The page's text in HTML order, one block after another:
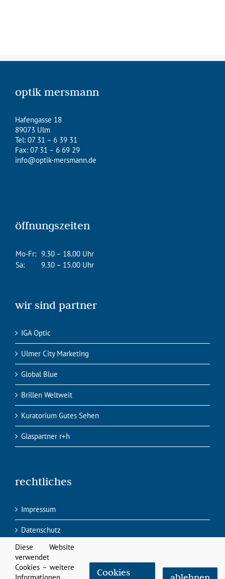
optik mersmann
Hafengasse 18
89073 Ulm
Tel: 07 31 – 6 39 31
Fax: 07 31 – 6 69 29
info@optik-mersmann.de
öffnungszeiten
Mo-Fr: 9.30 – 18.00 Uhr
Sa:
9.30 – 15.00 Uhr
wir sind partner
IGA Optic
Ulmer City Marketing
Global Blue
Brillen Weltweit
Kuratorium Gutes Sehen
Glaspartner r+h
rechtliches
Impressum
Datenschutz
Diese Website
verwendet
Cookies – weitere
Cookies